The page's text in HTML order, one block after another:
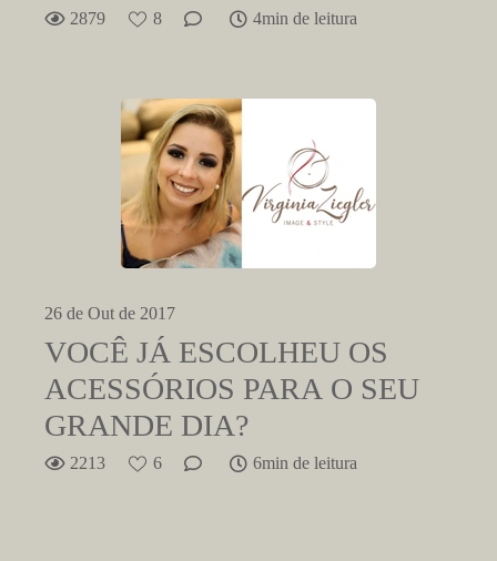
2879 8 4min de leitura
26 de Out de 2017
VOCÊ JÁ ESCOLHEU OS
ACESSÓRIOS PARA O SEU
GRANDE DIA?
2213 6 6min de leitura